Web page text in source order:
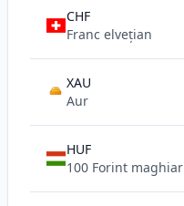
CHF
Franc elvețian
AU
XAU
Aur
HUF
100 Forint maghiar